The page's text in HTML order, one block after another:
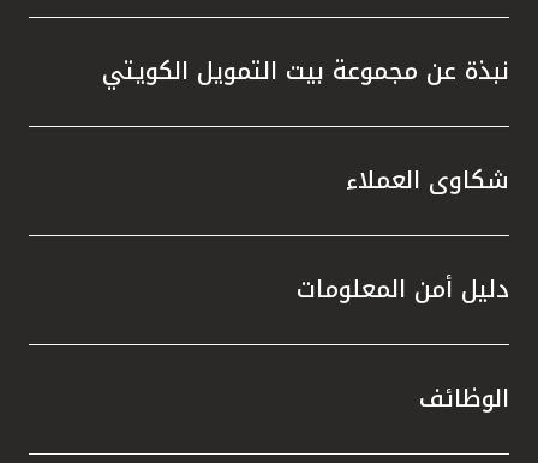
نبذة عن مجموعة بيت التمويل الكويتي
شكاوى العملاء
دليل أمن المعلومات
الوظائف